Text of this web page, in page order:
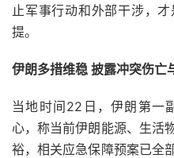
止军事行动和外部干涉，
提。
伊朗多措维稳 披露冲突伤亡
当地时间22日，伊朗第一
心，称当前伊朗能源、生活
裕，相关应急保障预案已全